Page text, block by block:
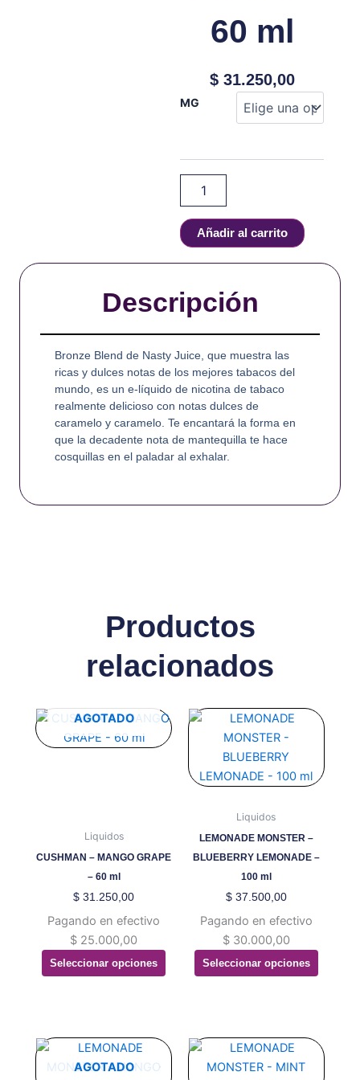
60 ml
$31.250,00
MG
NASTY
TOBACCO
BRONZE
BLEND
60
ml
cantidad
Añadir al carrito
Descripción
Bronze Blend de Nasty Juice, que muestra las
ricas y dulces notas de los mejores tabacos del
mundo, es un e-líquido de nicotina de tabaco
realmente delicioso con notas dulces de
caramelo y caramelo. Te encantará la forma en
que la decadente nota de mantequilla te hace
cosquillas en el paladar al exhalar.
Productos
relacionados
AGOTADO
Liquidos
CUSHMAN – MANGO GRAPE
– 60 ml
$ 31.250,00
Pagando en efectivo
$ 25.000,00
Seleccionar opciones
Este
producto
opciones
se
pueden
elegir
la
página
de
Liquidos
LEMONADE MONSTER –
BLUEBERRY LEMONADE –
100 ml
$37.500,00
Pagando en efectivo
$30.000,00
Seleccionar opciones
Este
producto
tiene
múltiples
Las
opciones
se
pueden
elegir
la
página
de
AGOTADO
Este
producto
Este
producto